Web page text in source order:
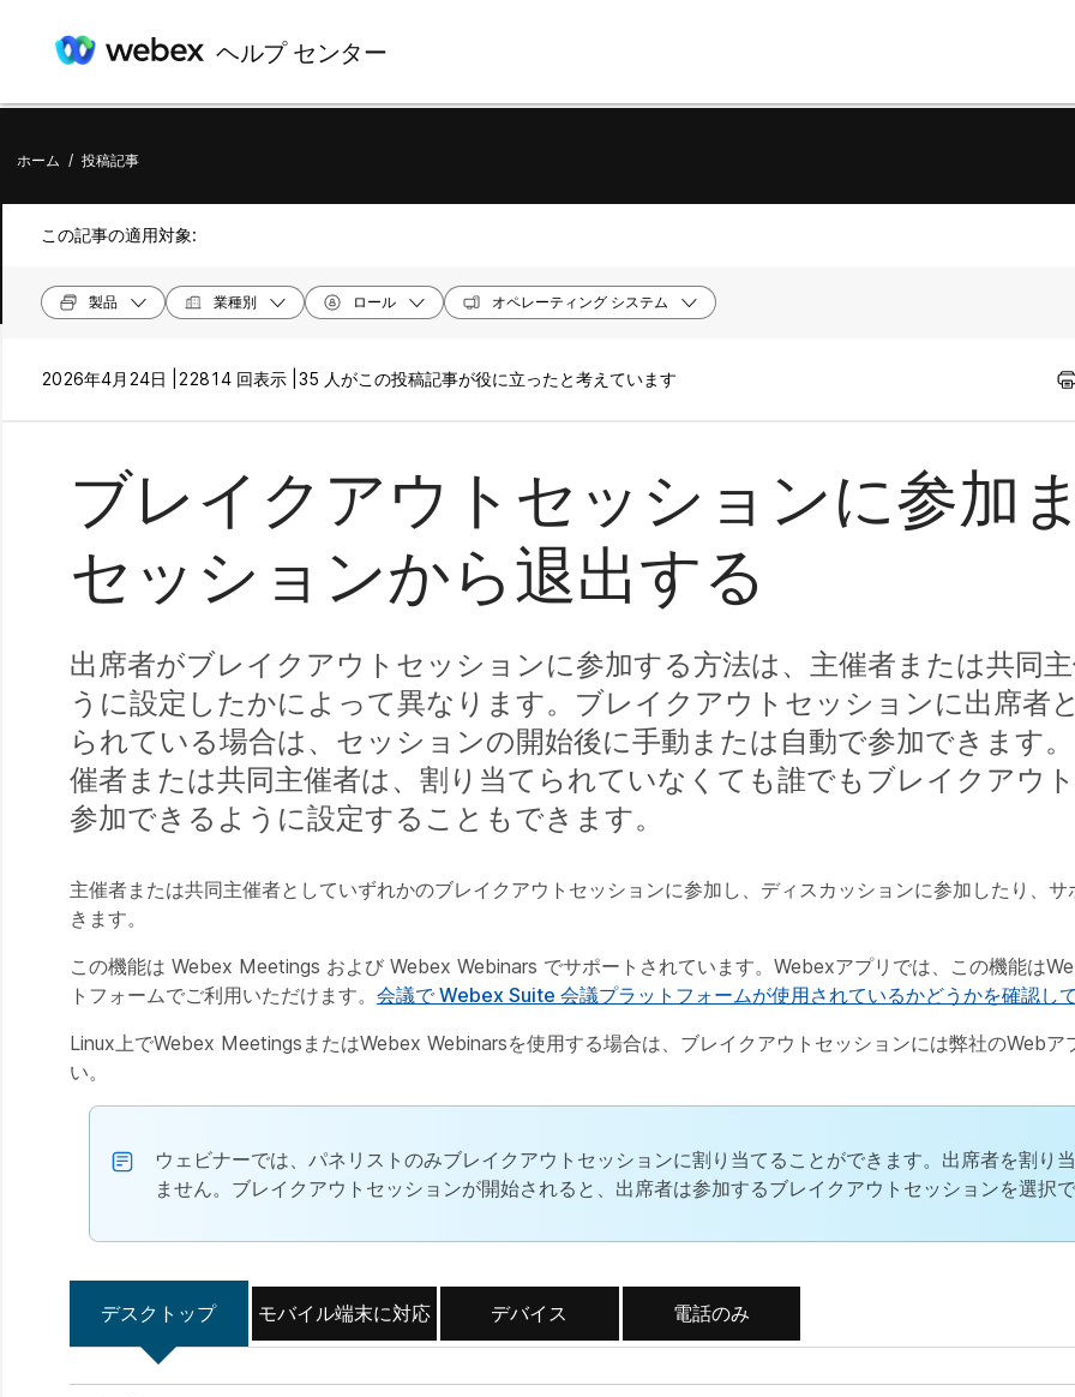
ヘルプ センター
ホーム / 投稿記事
この記事の適用対象:
製品 業種別 ロール オペレーティング システム
2026年4月24日 | 22814 回表示 | 35 人がこの投稿記事が役に立ったと考えています
ブレイクアウトセッションに参加
セッションから退出する
出席者がブレイクアウトセッションに参加する方法は、主催者または共同
うに設定したかによって異なります。ブレイクアウトセッションに出席者
られている場合は、セッションの開始後に手動または自動で参加できます
催者または共同主催者は、割り当てられていなくても誰でもブレイクアウ
参加できるように設定することもできます。
主催者または共同主催者としていずれかのブレイクアウトセッションに参加し、ディスカッションに参加したり、
きます。
この機能は Webex Meetings および Webex Webinars でサポートされています。Webexアプリでは、この機能は
トフォームでご利用いただけます。 会議で Webex Suite 会議プラットフォームが使用されているかどうかを確認し
Linux上でWebex MeetingsまたはWebex Webinarsを使用する場合は、ブレイクアウトセッションには弊社のWebア
い。
ウェビナーでは、パネリストのみブレイクアウトセッションに割り当てることができます。出席者を割り
ません。ブレイクアウトセッションが開始されると、出席者は参加するブレイクアウトセッションを選択
デスクトップ モバイル端末に対応 デバイス 電話のみ